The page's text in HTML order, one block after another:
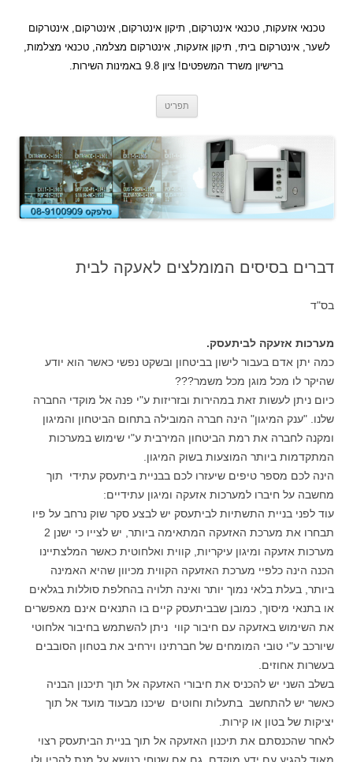
טכנאי אזעקות, טכנאי אינטרקום, תיקון אינטרקום, אינטרקום, אינטרקום
לשער, אינטרקום ביתי, תיקון אזעקות, אינטרקום מצלמה, טכנאי מצלמות,
ברישיון משרד המשפטים! ציון 9.8 באמינות השירות.
תפריט
דברים בסיסים המומלצים לאעקה לבית
בס"ד
מערכות אזעקה לביתעסק.
כמה יתן אדם בעבור לישון בביטחון ובשקט נפשי כאשר הוא יודע
שהיקר לו מכל מוגן מכל משמר???
כיום ניתן לעשות זאת במהירות ובזריזות ע"י פנה אל מוקדי החברה
שלנו. "ענק המיגון" הינה חברה המובילה בתחום הביטחון והמיגון
ומקנה לחברה את רמת הביטחון המירבית ע"י שימוש במערכות
המתקדמות ביותר המוצעות בשוק המיגון.
הינה לכם מספר טיפים שיעזרו לכם בבניית ביתעסק עתידי תוך
מחשבה על חיברו למערכות אזעקה ומיגון עתידיים:
עוד לפני בניית התשתיות לביתעסק יש לבצע סקר שוק נרחב על פיו
תבחרו את מערכת האזעקה המתאימה ביותר, יש לצייו כי ישנן 2
מערכות אזעקה ומיגון עיקריות, קווית ואלחוטית כאשר המלצתיינו
הכנה הינה כלפיי מערכת האזעקה הקווית מכיוון שהיא האמינה
ביותר, בעלת בלאי נמוך יותר ואינה תלויה בהחלפת סוללות בגלאים
או בתנאי מיסוך, כמובן שבביתעסק קיים בו התנאים אינם מאפשרים
את השימוש באזעקה עם חיבור קווי ניתן להשתמש בחיבור אלחוטי
שיורכב ע"י טובי המומחים של חברתינו וירחיב את בטחון הסובבים
בעשרות אחוזים.
בשלב השני יש להכניס את חיבורי האזעקה אל תוך תיכנון הבניה
כאשר יש להתחשב בתעלות וחוטים שיכנו מבעוד מועד אל תוך
יציקות של בטון או קירות.
לאחר שהכנסתם את תיכנון האזעקה אל תוך בניית הביתעסק רצוי